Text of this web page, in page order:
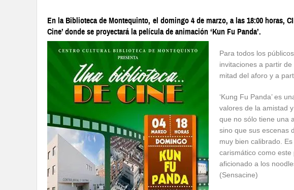
En la Biblioteca de Montequinto, el domingo 4 de marzo, a las 18:00 horas,
Cine’ donde se proyectará la película de animación ‘Kun Fu Panda’.
Para todos los
invitaciones a partir
mitad del aforo y a
‘Kung Fu Panda’ es
valores de la amistad
que no sólo tiene una
sino que sus escenas
muy bien calibrado.
carismático como este
aficionado a los
(Sensacine)